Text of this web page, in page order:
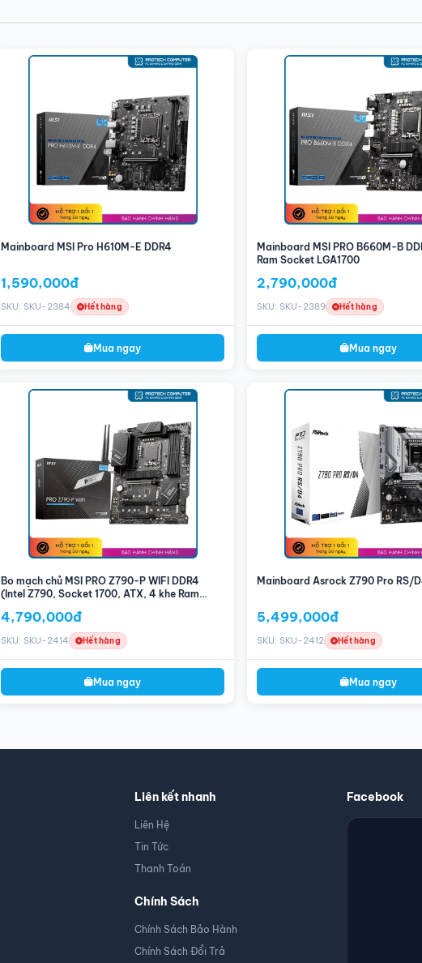
Mainboard MSI Pro H610M-E DDR4
1,590,000đ
SKU: SKU-2384 Hết hàng
Mua ngay
Mainboard MSI PRO B660M-B
Ram Socket LGA1700
2,790,000đ
SKU: SKU-2389 Hết hàng
Mua ngay
Bo mạch chủ MSI PRO Z790-P WIFI DDR4
(Intel Z790, Socket 1700, ATX, 4 khe Ram
4,790,000đ
SKU: SKU-2414 Hết hàng
Mua ngay
Mainboard Asrock Z790 Pro RS/
5,499,000đ
SKU: SKU-2412 Hết hàng
Mua ngay
Liên kết nhanh
Liên Hệ
Tin Tức
Thanh Toán
Chính Sách
Chính Sách Bảo Hành
Chính Sách Đổi Trả
Facebook